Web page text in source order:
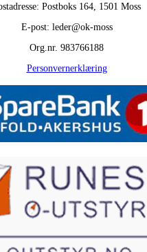
Postboks 164, 1501 Moss
E-post: leder@ok-moss
Org.nr. 983766188
Personvernerklæring